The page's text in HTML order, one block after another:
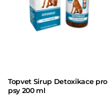
Topvet Sirup Detoxikace pro
psy 200 ml